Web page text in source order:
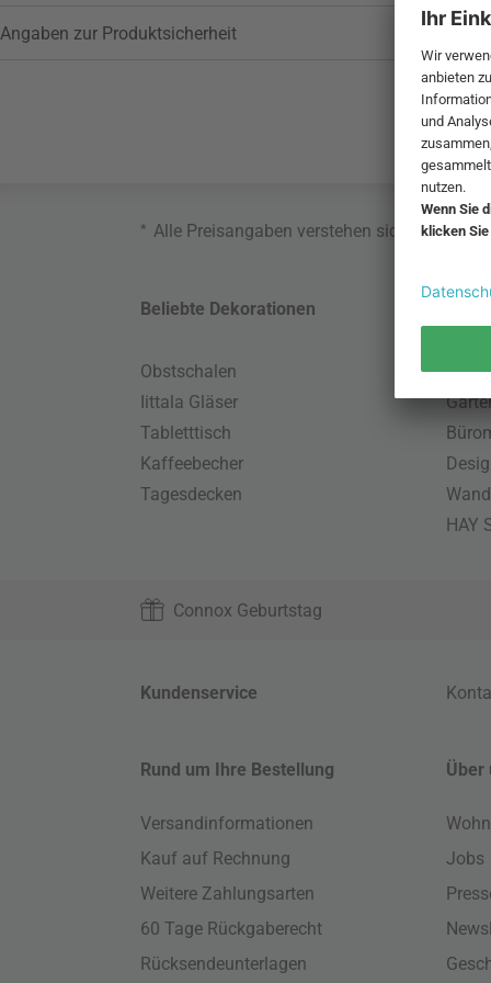
Angaben zur Produktsicherheit
* Alle Preisangaben verstehen sich inklusive
Beliebte Dekorationen
Obstschalen
Iittala Gläser
Tabletttisch
Kaffeebecher
Tagesdecken
HAY
Connox Geburtstag
Kundenservice
Rund um Ihre Bestellung
Versandinformationen
Kauf auf Rechnung
Weitere Zahlungsarten
60 Tage Rückgaberecht
Rücksendeunterlagen
Über
Jobs